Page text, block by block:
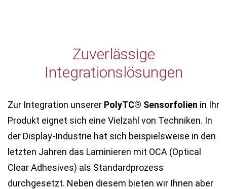
Zuverlässige
Integrationslösungen
Zur Integration unserer PolyTC® Sensorfolien in Ihr
Produkt eignet sich eine Vielzahl von Techniken. In
der Display-Industrie hat sich beispielsweise in den
letzten Jahren das Laminieren mit OCA (Optical
Clear Adhesives) als Standardprozess
durchgesetzt. Neben diesem bieten wir Ihnen aber